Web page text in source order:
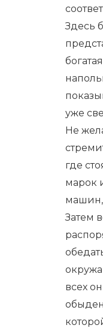
Здесь
уже
Не
где
марок
машин,
Затем
всех